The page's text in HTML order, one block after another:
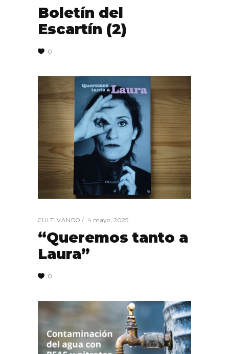
Boletín del
Escartín (2)
0
CULTIVANDO 4 mayo, 2025
“Queremos tanto a
Laura”
0